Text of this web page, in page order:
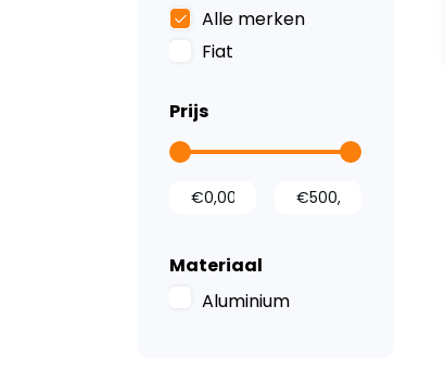
Inbraakbeveiliging
Led verlichting
Laadvloeren
Dak- en
Alle merken
Fiat
Prijs
Materiaal
Aluminium